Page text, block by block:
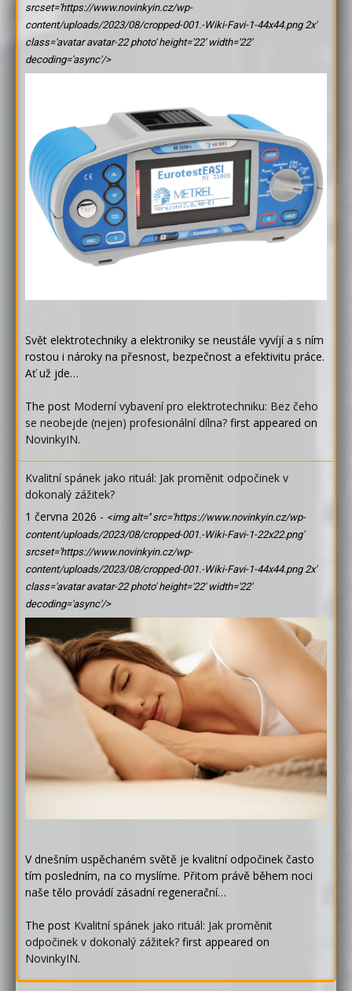
srcset='https://www.novinkyin.cz/wp-
content/uploads/2023/08/cropped-001.-Wiki-Favi-1-44x44.png 2x'
class='avatar avatar-22 photo' height='22' width='22'
decoding='async'/>
Svět elektrotechniky a elektroniky se neustále vyvíjí a s ním
rostou i nároky na přesnost, bezpečnost a efektivitu práce.
Ať už jde…
The post Moderní vybavení pro elektrotechniku: Bez čeho
se neobejde (nejen) profesionální dílna? first appeared on
NovinkyIN.
Kvalitní spánek jako rituál: Jak proměnit odpočinek v
dokonalý zážitek?
1 června 2026 - <img alt='' src='https://www.novinkyin.cz/wp-
content/uploads/2023/08/cropped-001.-Wiki-Favi-1-22x22.png'
srcset='https://www.novinkyin.cz/wp-
content/uploads/2023/08/cropped-001.-Wiki-Favi-1-44x44.png 2x'
class='avatar avatar-22 photo' height='22' width='22'
decoding='async'/>
V dnešním uspěchaném světě je kvalitní odpočinek často
tím posledním, na co myslíme. Přitom právě během noci
naše tělo provádí zásadní regenerační…
The post Kvalitní spánek jako rituál: Jak proměnit
odpočinek v dokonalý zážitek? first appeared on
NovinkyIN.